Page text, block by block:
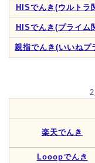
HISでんき(ウルトラ
HISでんき(プライム
親指でんき(いいねプ
楽天でんき
Looopでんき